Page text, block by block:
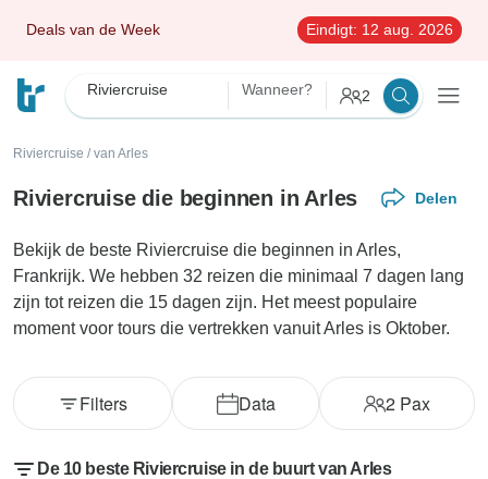
Deals van de Week Eindigt: 12 aug. 2026
Riviercruise Wanneer? 2
Riviercruise / van Arles
Riviercruise die beginnen in Arles Delen
Bekijk de beste Riviercruise die beginnen in Arles,
Frankrijk. We hebben 32 reizen die minimaal 7 dagen lang
zijn tot reizen die 15 dagen zijn. Het meest populaire
moment voor tours die vertrekken vanuit Arles is Oktober.
Data 2 Pax
Filters
De 10 beste Riviercruise in de buurt van Arles